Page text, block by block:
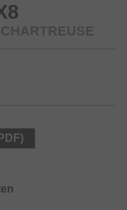
erreicht. Durch den
dem die J-Braid
wird, wird die
die
leise in den Ringen
X8 und eignet sich
multi-color